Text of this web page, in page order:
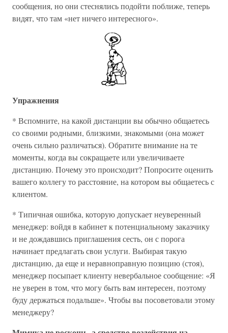
сообщения, но они стеснялись подойти поближе, теперь
видят, что там «нет ничего интересного».
Упражнения
* Вспомните, на какой дистанции вы обычно общаетесь
со своими родными, близкими, знакомыми (она может
очень сильно различаться). Обратите внимание на те
моменты, когда вы сокращаете или увеличиваете
дистанцию. Почему это происходит? Попросите оценить
вашего коллегу то расстояние, на котором вы общаетесь с
клиентом.
* Типичная ошибка, которую допускает неуверенный
менеджер: войдя в кабинет к потенциальному заказчику
и не дождавшись приглашения сесть, он с порога
начинает предлагать свои услуги. Выбирая такую
дистанцию, да еще и неравноправную позицию (стоя),
менеджер посыпает клиенту невербальное сообщение: «Я
не уверен в том, что могу быть вам интересен, поэтому
буду держаться подальше». Чтобы вы посоветовали этому
менеджеру?